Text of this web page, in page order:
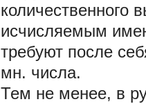
количественного
исчисляемым
требуют после
мн. числа.
Тем не менее, в